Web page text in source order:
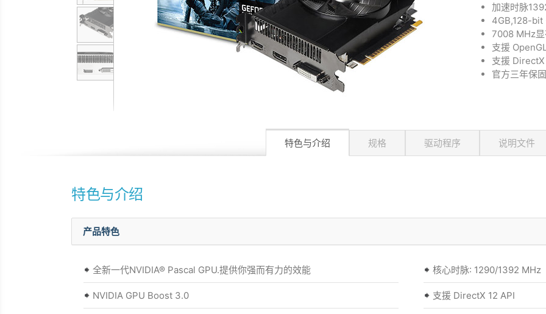
加速时脉
4GB,128-bit
7008 MHz
支援
支援
官方三年保固
特色与介绍 规格 驱动程序 说明文件
特色与介绍
产品特色
全新一代NVIDIA® Pascal GPU.提供你强而有力的效能 核心时脉: 1290/1392 MHz
NVIDIA GPU Boost 3.0 支援 DirectX 12 API